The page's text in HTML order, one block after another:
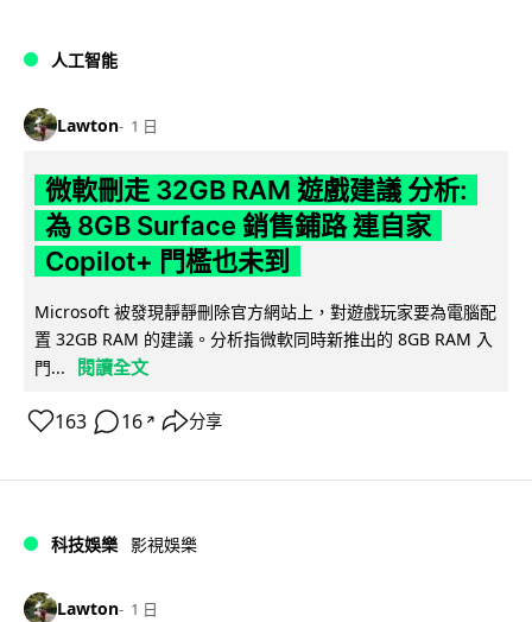
人工智能
Lawton 1 日
微軟刪走 32GB RAM 遊戲建議 分析:
為 8GB Surface 銷售鋪路 連自家
Copilot+ 門檻也未到
Microsoft 被發現靜靜刪除官方網站上，對遊戲玩家要為電腦配
置 32GB RAM 的建議。分析指微軟同時新推出的 8GB RAM 入
門...
閱讀全文
163 16 ↗ 分享
科技娛樂 影視娛樂
Lawton 1 日